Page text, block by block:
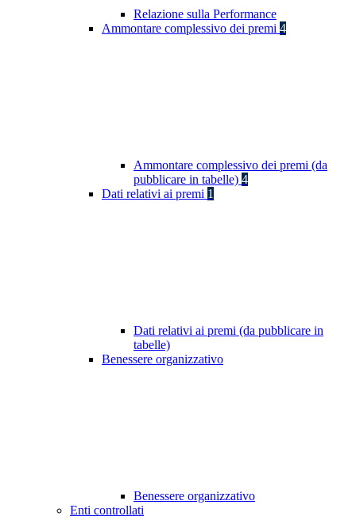
Relazione sulla Performance
Ammontare complessivo dei premi 4
Ammontare complessivo dei premi (da
pubblicare in tabelle) 4
Dati relativi ai premi 1
Dati relativi ai premi (da pubblicare in
tabelle)
Benessere organizzativo
Benessere organizzativo
Enti controllati